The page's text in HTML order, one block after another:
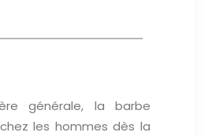
générale, la barbe
les hommes dès la